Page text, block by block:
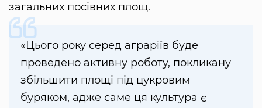
загальних посівних площ.
«Цього року серед аграріїв буде
проведено активну роботу, покликану
збільшити площі під цукровим
буряком, адже саме ця культура є